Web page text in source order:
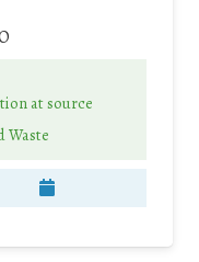
at source
Waste